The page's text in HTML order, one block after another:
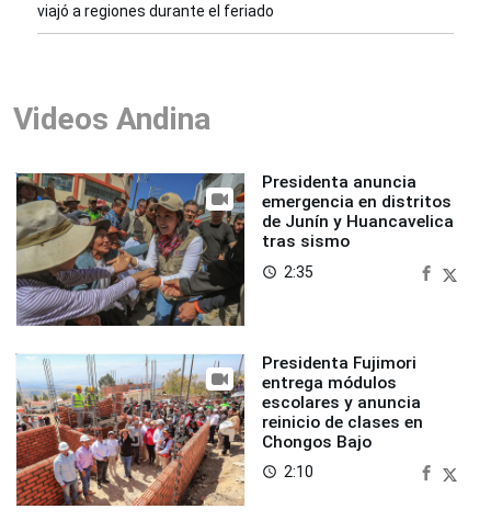
viajó a regiones durante el feriado
Videos Andina
Presidenta anuncia
emergencia en distritos
de Junín y Huancavelica
tras sismo
access_time 2:35
Presidenta Fujimori
entrega módulos
escolares y anuncia
reinicio de clases en
Chongos Bajo
access_time 2:10